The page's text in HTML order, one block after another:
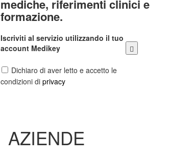
mediche, riferimenti clinici e
formazione.
Iscriviti al servizio utilizzando il tuo
account Medikey
Dichiaro di aver letto e accetto le
condizioni di privacy
AZIENDE